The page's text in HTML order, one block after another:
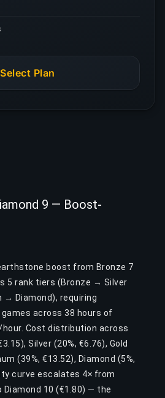
Select Plan
9 — Boost-
boost from Bronze 7
5 rank tiers (Bronze → Silver
Diamond), requiring
across 38 hours of
Cost distribution across
Silver (20%, €6.76), Gold
(39%, €13.52), Diamond (5%,
curve escalates 4× from
Diamond 10 (€1.80) — the